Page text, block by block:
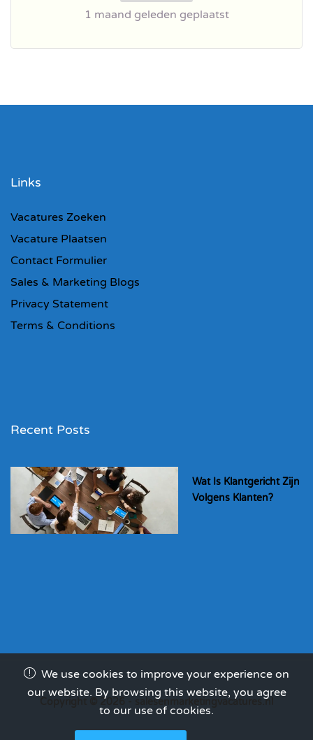
1 maand geleden geplaatst
Links
Vacatures Zoeken
Vacature Plaatsen
Contact Formulier
Sales & Marketing Blogs
Privacy Statement
Terms & Conditions
Recent Posts
Wat Is Klantgericht Zijn
Volgens Klanten?
Copyright © 2026 - salesenmarketingvacatures.nl
We use cookies to improve your experience on
our website. By browsing this website, you agree
to our use of cookies.